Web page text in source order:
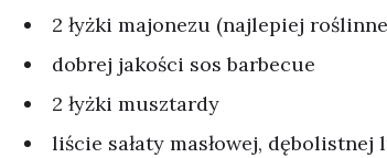
2 łyżki majonezu (najlepiej
dobrej jakości sos barbecue
2 łyżki musztardy
liście sałaty masłowej,